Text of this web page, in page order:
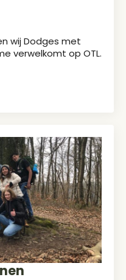
wij Dodges met
verwelkomt op OTL.